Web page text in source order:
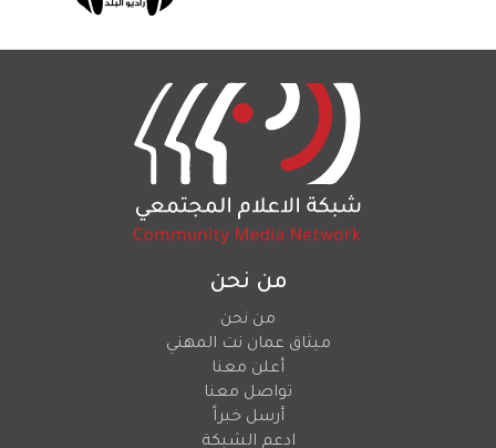
من نحن
من نحن
ميثاق عمان نت المهني
أعلن معنا
تواصل معنا
أرسل خبراً
ادعم الشبكة